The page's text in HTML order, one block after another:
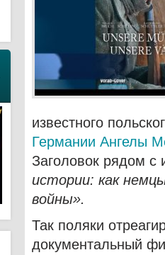
известного
Германии Ангелы
Заголовок рядом с
истории: как
войны».
Так поляки
документальный